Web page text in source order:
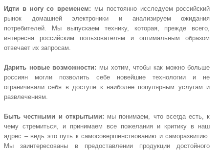
Идти в ногу со временем: мы постоянно исследуем российский
рынок домашней электроники и анализируем ожидания
потребителей. Мы выпускаем технику, которая, прежде всего,
интересна российским пользователям и оптимальным образом
отвечает их запросам.
Дарить новые возможности: мы хотим, чтобы как можно больше
россиян могли позволить себе новейшие технологии и не
ограничивали себя в доступе к наиболее популярным услугам и
развлечениям.
Быть честными и открытыми: мы понимаем, что всегда есть, к
чему стремиться, и принимаем все пожелания и критику в наш
адрес – ведь это путь к самосовершенствованию и саморазвитию.
Мы заинтересованы в предоставлении продукции достойного